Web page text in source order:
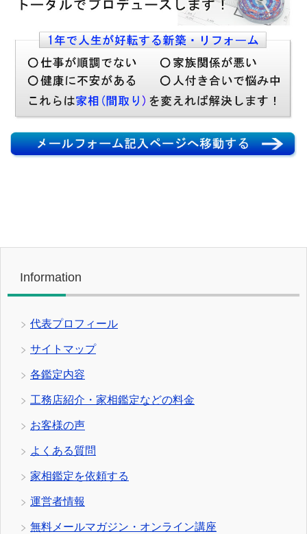
Information
代表プロフィール
サイトマップ
各鑑定内容
工務店紹介・家相鑑定などの料金
お客様の声
よくある質問
家相鑑定を依頼する
運営者情報
無料メールマガジン・オンライン講座